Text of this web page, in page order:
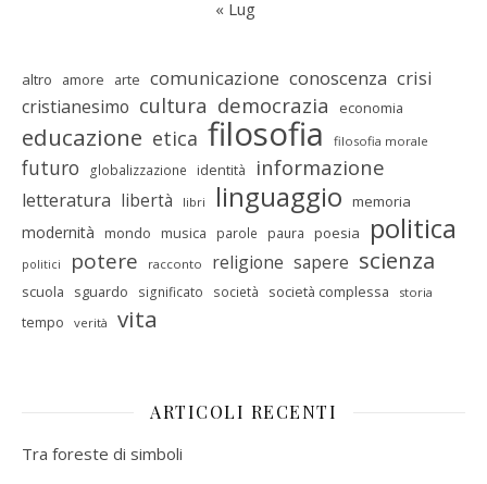
« Lug
altro amore arte comunicazione conoscenza crisi
cristianesimo cultura democrazia economia
educazione etica filosofia filosofia morale
futuro globalizzazione identità informazione
letteratura libertà libri linguaggio memoria
modernità mondo musica parole paura poesia politica
politici potere racconto religione sapere scienza
scuola sguardo significato società società complessa storia
tempo verità vita
ARTICOLI RECENTI
Tra foreste di simboli